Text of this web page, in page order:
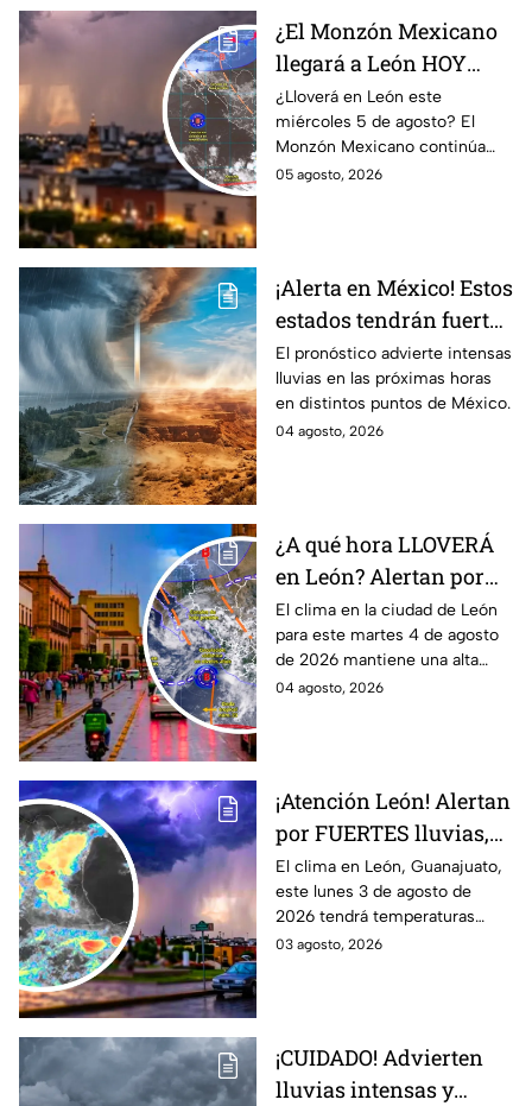
¿El Monzón Mexicano
llegará a León HOY
miércoles? Esto dice el
pronóstico para este 5
de agosto
¿Lloverá en León este
miércoles 5 de agosto? El
Monzón Mexicano continúa
afectando a varios estados del
05 agosto, 2026
¡Alerta en México! Estos
estados tendrán fuertes
precipitaciones;
¿afectará a Guanajuato?
El pronóstico advierte intensas
lluvias en las próximas horas
en distintos puntos de México.
04 agosto, 2026
¿A qué hora LLOVERÁ
en León? Alertan por
ALTA probabilidad de
lluvia HOY martes, por
inestabilidad
atmosférica
El clima en la ciudad de León
para este martes 4 de agosto
de 2026 mantiene una alta
probabilidad de lluvia, de
04 agosto, 2026
¡Atención León! Alertan
por FUERTES lluvias,
tormentas y posible
granizo en Guanajuato
HOY lunes: HORA
EXACTA
El clima en León, Guanajuato,
este lunes 3 de agosto de
2026 tendrá temperaturas
cálidas, posibles lluvias
03 agosto, 2026
¡CUIDADO! Advierten
lluvias intensas y